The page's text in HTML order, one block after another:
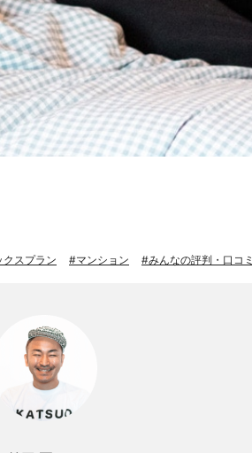
クスプラン マンション みんなの評判・口コミ